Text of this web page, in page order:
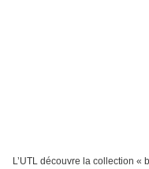
L’UTL découvre la collection «